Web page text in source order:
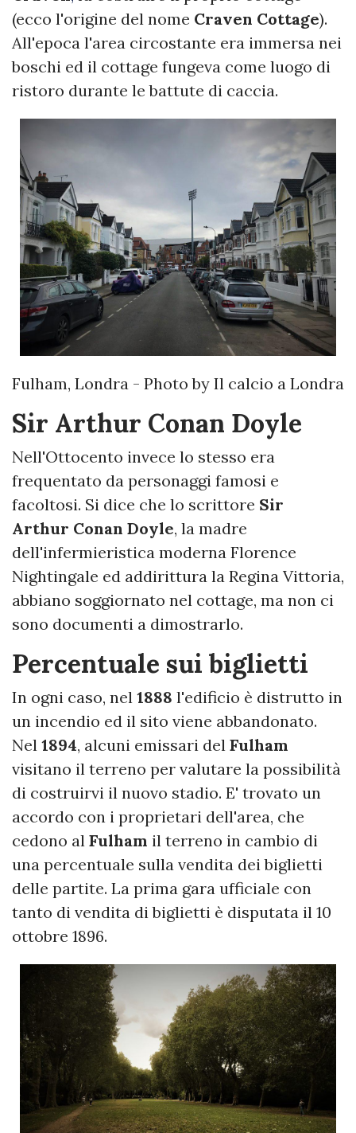
(ecco l'origine del nome Craven Cottage).
All'epoca l'area circostante era immersa nei
boschi ed il cottage fungeva come luogo di
ristoro durante le battute di caccia.
Fulham, Londra - Photo by Il calcio a Londra
Sir Arthur Conan Doyle
Nell'Ottocento invece lo stesso era
frequentato da personaggi famosi e
facoltosi. Si dice che lo scrittore Sir
Arthur Conan Doyle, la madre
dell'infermieristica moderna Florence
Nightingale ed addirittura la Regina Vittoria,
abbiano soggiornato nel cottage, ma non ci
sono documenti a dimostrarlo.
Percentuale sui biglietti
In ogni caso, nel 1888 l'edificio è distrutto in
un incendio ed il sito viene abbandonato.
Nel 1894, alcuni emissari del Fulham
visitano il terreno per valutare la possibilità
di costruirvi il nuovo stadio. E' trovato un
accordo con i proprietari dell'area, che
cedono al Fulham il terreno in cambio di
una percentuale sulla vendita dei biglietti
delle partite. La prima gara ufficiale con
tanto di vendita di biglietti è disputata il 10
ottobre 1896.